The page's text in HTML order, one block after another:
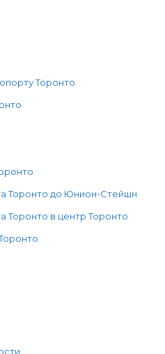
Торонто
Торонто до Юнион-Стейшн
Торонто в центр Торонто